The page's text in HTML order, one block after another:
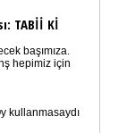
TABİİ Kİ
başımıza.
hepimiz için
kullanmasaydı